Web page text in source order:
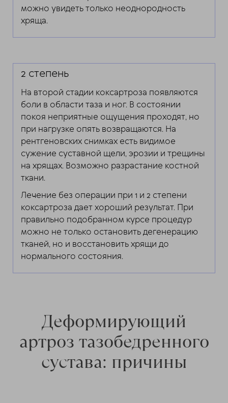
можно увидеть только неоднородность
хряща.
2 степень
На второй стадии коксартроза появляются
боли в области таза и ног. В состоянии
покоя неприятные ощущения проходят, но
при нагрузке опять возвращаются. На
рентгеновских снимках есть видимое
сужение суставной щели, эрозии и трещины
на хрящах. Возможно разрастание костной
ткани.
Лечение без операции при 1 и 2 степени
коксартроза дает хороший результат. При
правильно подобранном курсе процедур
можно не только остановить дегенерацию
тканей, но и восстановить хрящи до
нормального состояния.
Деформирующий
артроз тазобедренного
сустава: причины